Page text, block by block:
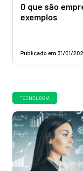
O que são
exemplos
Publicado em 31/01/
TECNOLOGIA